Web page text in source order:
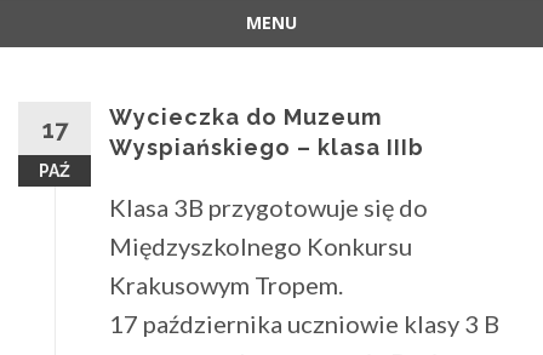
MENU
17
PAŹ
Wycieczka do Muzeum
Wyspiańskiego – klasa IIIb
Klasa 3B przygotowuje się do
Międzyszkolnego Konkursu
Krakusowym Tropem.
17 października uczniowie klasy 3 B